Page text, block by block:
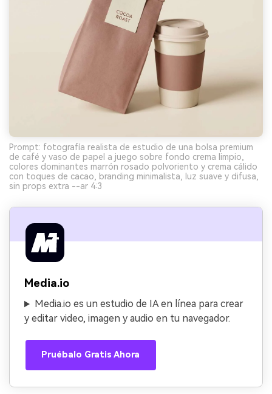
Prompt: fotografía realista de estudio de una bolsa premium
de café y vaso de papel a juego sobre fondo crema limpio,
colores dominantes marrón rosado polvoriento y crema cálido
con toques de cacao, branding minimalista, luz suave y difusa,
sin props extra --ar 4:3
Media.io
Media.io es un estudio de IA en línea para crear
y editar video, imagen y audio en tu navegador.
Pruébalo Gratis Ahora